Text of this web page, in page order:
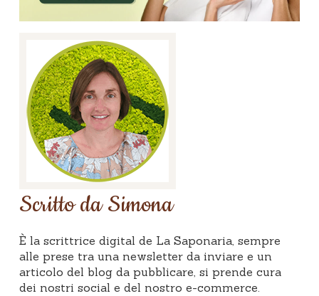
Scritto da Simona
È la scrittrice digital de La Saponaria, sempre
alle prese tra una newsletter da inviare e un
articolo del blog da pubblicare, si prende cura
dei nostri social e del nostro e-commerce.